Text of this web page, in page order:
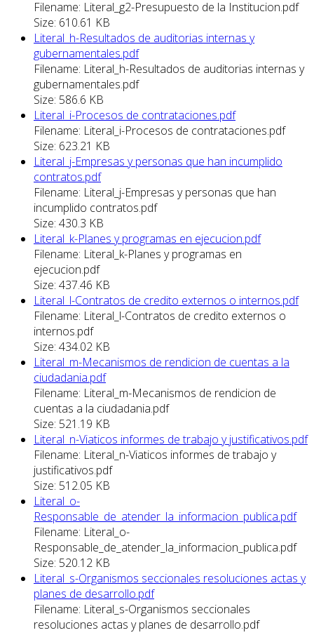
Filename: Literal_g2-Presupuesto de la Institucion.pdf
Size: 610.61 KB
Literal_h-Resultados de auditorias internas y
gubernamentales.pdf
Filename: Literal_h-Resultados de auditorias internas y
gubernamentales.pdf
Size: 586.6 KB
Literal_i-Procesos de contrataciones.pdf
Filename: Literal_i-Procesos de contrataciones.pdf
Size: 623.21 KB
Literal_j-Empresas y personas que han incumplido
contratos.pdf
Filename: Literal_j-Empresas y personas que han
incumplido contratos.pdf
Size: 430.3 KB
Literal_k-Planes y programas en ejecucion.pdf
Filename: Literal_k-Planes y programas en
ejecucion.pdf
Size: 437.46 KB
Literal_l-Contratos de credito externos o internos.pdf
Filename: Literal_l-Contratos de credito externos o
internos.pdf
Size: 434.02 KB
Literal_m-Mecanismos de rendicion de cuentas a la
ciudadania.pdf
Filename: Literal_m-Mecanismos de rendicion de
cuentas a la ciudadania.pdf
Size: 521.19 KB
Literal_n-Viaticos informes de trabajo y justificativos.pdf
Filename: Literal_n-Viaticos informes de trabajo y
justificativos.pdf
Size: 512.05 KB
Literal_o-
Responsable_de_atender_la_informacion_publica.pdf
Filename: Literal_o-
Responsable_de_atender_la_informacion_publica.pdf
Size: 520.12 KB
Literal_s-Organismos seccionales resoluciones actas y
planes de desarrollo.pdf
Filename: Literal_s-Organismos seccionales
resoluciones actas y planes de desarrollo.pdf